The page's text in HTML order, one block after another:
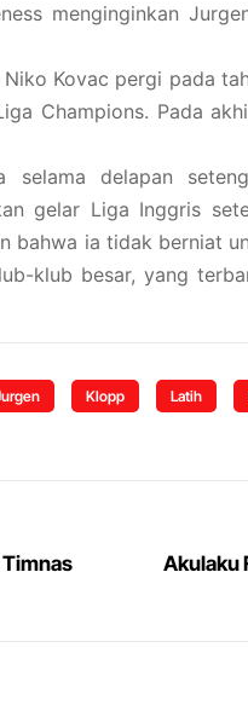
menginginkan
Kovac pergi pada
Champions. Pada
selama delapan
gelar Liga Inggris
bahwa ia tidak berniat
klub besar, yang
Klopp Latih
Akulaku